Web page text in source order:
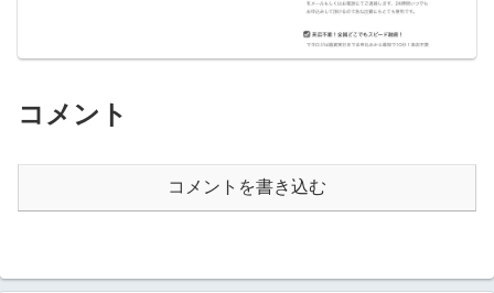
コメント
コメントを書き込む